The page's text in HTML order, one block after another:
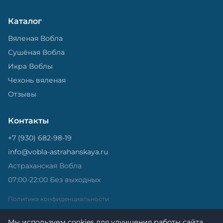
Каталог
Вяленая Вобла
Сушёная Вобла
Икра Воблы
Чехонь вяленая
Отзывы
Контакты
+7 (930) 682-98-19
info@vobla-astrahanskaya.ru
Астраханская Вобла
07:00-22:00 Без выходных
Политика конфиденциальности